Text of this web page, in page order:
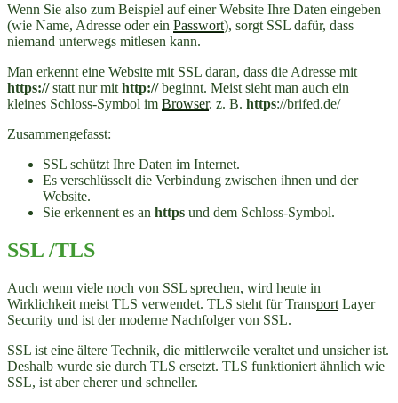
Wenn Sie also zum Beispiel auf einer Website Ihre Daten eingeben
(wie Name, Adresse oder ein Passwort), sorgt SSL dafür, dass
niemand unterwegs mitlesen kann.
Man erkennt eine Website mit SSL daran, dass die Adresse mit
https://statt nur mit http://beginnt. Meist sieht man auch ein
kleines Schloss-Symbol im Browser. z. B. https://brifed.de/
Zusammengefasst:
SSL schützt Ihre Daten im Internet.
Es verschlüsselt die Verbindung zwischen ihnen und der
Website.
Sie erkennent es an https und dem Schloss-Symbol.
SSL /TLS
Auch wenn viele noch von SSL sprechen, wird heute in
Wirklichkeit meist TLS verwendet. TLS steht für Transport Layer
Security und ist der moderne Nachfolger von SSL.
SSL ist eine ältere Technik, die mittlerweile veraltet und unsicher ist.
Deshalb wurde sie durch TLS ersetzt. TLS funktioniert ähnlich wie
SSL, ist aber cherer und schneller.